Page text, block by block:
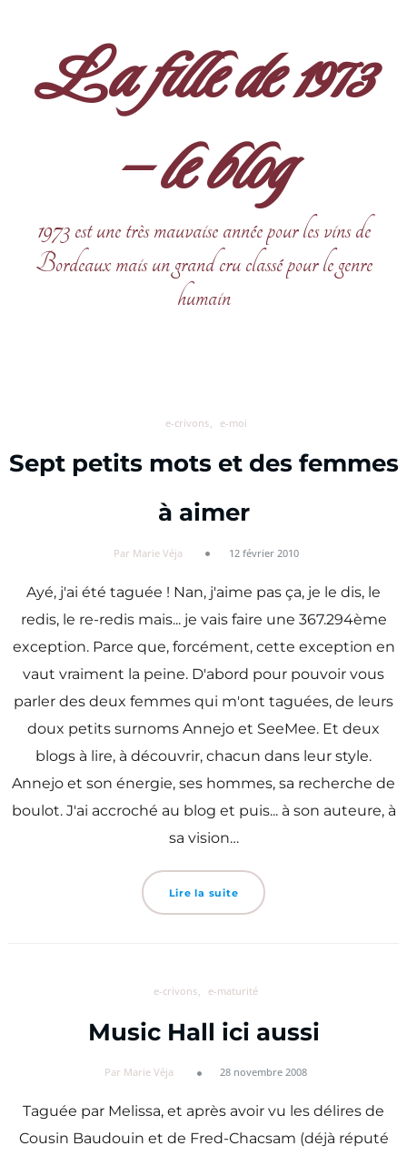
La fille de 1973
– le blog
1973 est une très mauvaise année pour les vins de
Bordeaux mais un grand cru classé pour le genre
humain
e-crivons e-moi
Sept petits mots et des femmes
à aimer
Par Marie Véja 12 février 2010
Ayé, j'ai été taguée ! Nan, j'aime pas ça, je le dis, le
redis, le re-redis mais... je vais faire une 367.294ème
exception. Parce que, forcément, cette exception en
vaut vraiment la peine. D'abord pour pouvoir vous
parler des deux femmes qui m'ont taguées, de leurs
doux petits surnoms Annejo et SeeMee. Et deux
blogs à lire, à découvrir, chacun dans leur style.
Annejo et son énergie, ses hommes, sa recherche de
boulot. J'ai accroché au blog et puis... à son auteure, à
sa vision…
Lire la suite
e-crivons e-maturité
Music Hall ici aussi
Par Marie Véja 28 novembre 2008
Taguée par Melissa, et après avoir vu les délires de
Cousin Baudouin et de Fred-Chacsam (déjà réputé